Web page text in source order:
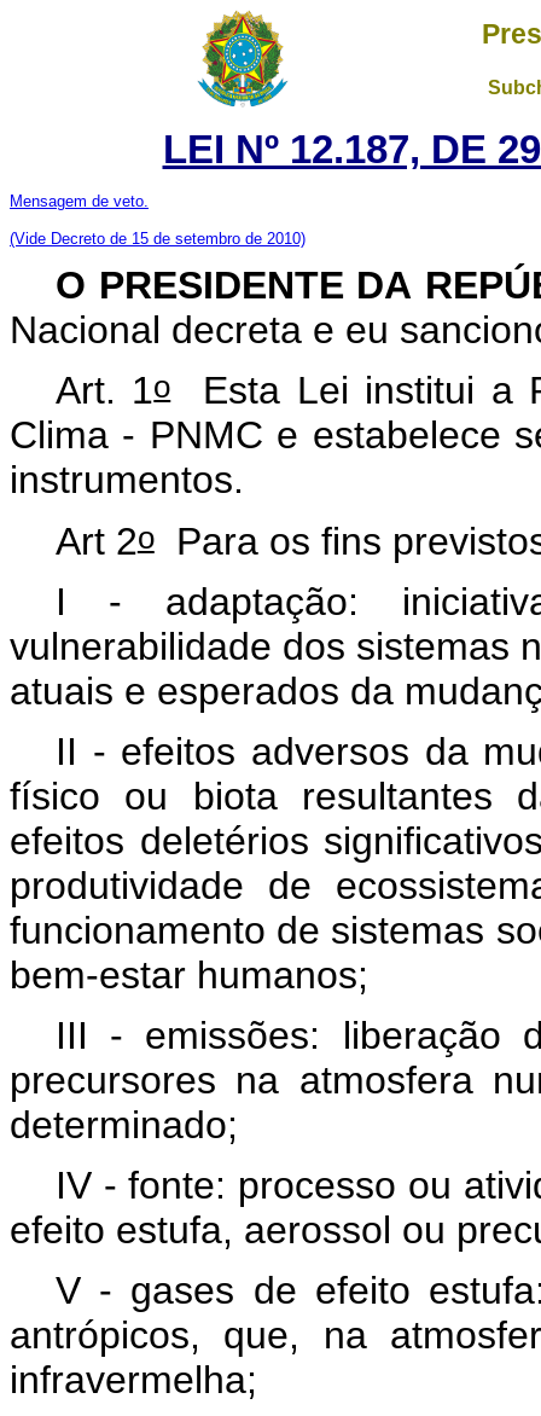
LEI Nº 12.187, DE
Mensagem de veto.
(Vide Decreto de 15 de setembro de 2010)
O PRESIDENTE DA
Nacional decreta e eu
Art. 1oEsta Lei institui a
Clima - PNMC e estabelece
instrumentos.
Art 2oPara os fins
I - adaptação:
vulnerabilidade dos sistemas
atuais e esperados da
II - efeitos adversos da
físico ou biota resultantes
efeitos deletérios
produtividade de
funcionamento de sistemas
bem-estar humanos;
III - emissões: liberação
precursores na atmosfera
determinado;
IV - fonte: processo ou
efeito estufa, aerossol ou
V - gases de efeito
antrópicos, que, na
infravermelha;